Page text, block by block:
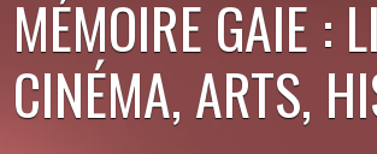
MÉMOIRE GAIE :
CINÉMA, ARTS,